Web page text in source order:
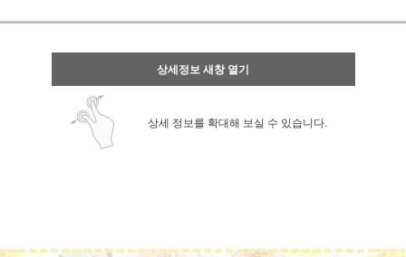
상세정보 새창 열기
상세 정보를 확대해 보실 수 있습니다.